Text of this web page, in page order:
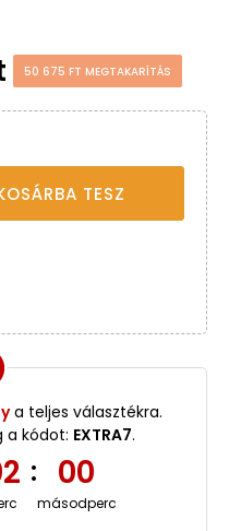
50 675 FT MEGTAKARÍTÁS
TESZ
a teljes választékra.
a kódot: EXTRA7.
: 59
másodperc